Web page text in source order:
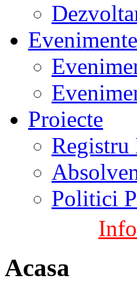
Evenimente
Proiecte
Politici
Acasa